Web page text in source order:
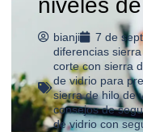
niveles
bianji
7 de
diferencias
corte con sierra
de vidrio para
sierra de hilo de
consejos de
de vidrio con